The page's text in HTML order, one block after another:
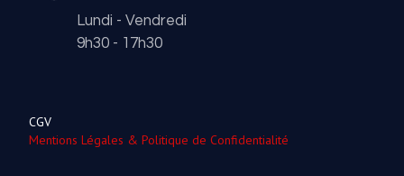
Lundi - Vendredi
9h30 - 17h30
CGV
Mentions Légales & Politique de Confidentialité